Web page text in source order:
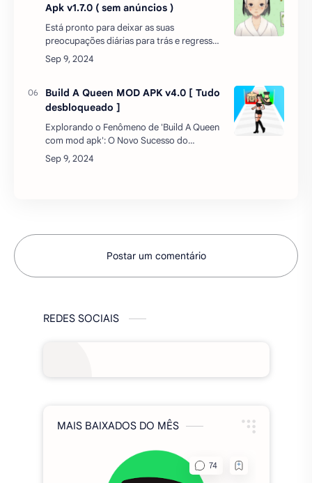
Apk v1.7.0 ( sem anúncios )
Está pronto para deixar as suas
preocupações diárias para trás e regressar
ao mundo relaxante do Satisroom?
Satisroom Organize perfeitamente o jogo
Build A Queen MOD APK v4.0 [ Tudo
desbloqueado ]
Explorando o Fenômeno de 'Build A Queen
com mod apk': O Novo Sucesso do
AndroidNo mundo dos jogos para
dispositivos móveis, um novo título está
Postar um comentário
REDES SOCIAIS
MAIS BAIXADOS DO MÊS